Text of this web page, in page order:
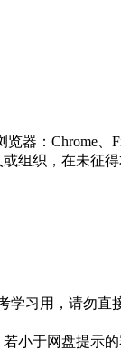
器：Chrome、
组织，在未
习用，请勿
小于网盘提示